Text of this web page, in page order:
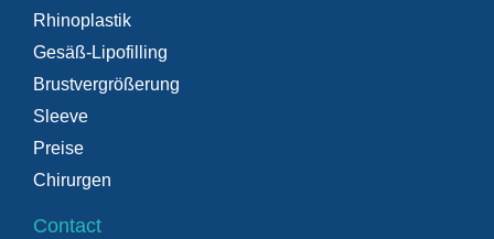
Rhinoplastik
Gesäß-Lipofilling
Brustvergrößerung
Sleeve
Preise
Chirurgen
Contact